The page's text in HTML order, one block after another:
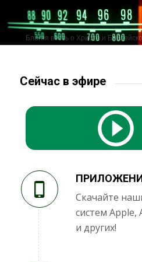
Благая весть о Христе и
Сейчас в эфире
Скачайте
систем Apple,
и других!